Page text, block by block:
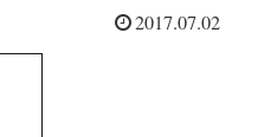
2017.07.02